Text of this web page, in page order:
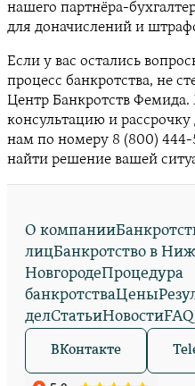
нашего партнёра-
для доначислений и
Если у вас остались
процесс банкротства, не
Центр Банкротств
консультацию и
нам по номеру 8 (800)
найти решение вашей
О компании
лицБанкротство в
НовгородеПроцедура
банкротстваЦены
делСтатьиНовостиFAQ
ВКонтакте